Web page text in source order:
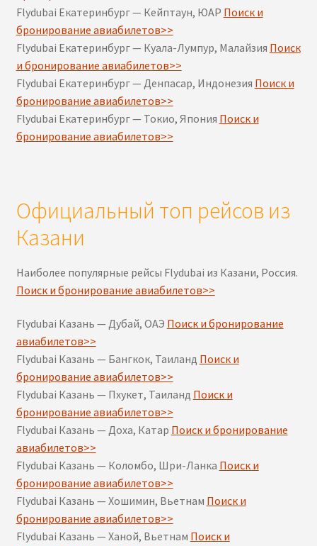
Flydubai Екатеринбург — Кейптаун, ЮАР Поиск и
бронирование авиабилетов>>
Flydubai Екатеринбург — Куала-Лумпур, Малайзия Поиск
и бронирование авиабилетов>>
Flydubai Екатеринбург — Денпасар, Индонезия Поиск и
бронирование авиабилетов>>
Flydubai Екатеринбург — Токио, Япония Поиск и
бронирование авиабилетов>>
Официальный топ рейсов из
Казани
Наиболее популярные рейсы Flydubai из Казани, Россия.
Поиск и бронирование авиабилетов>>
Flydubai Казань — Дубай, ОАЭ Поиск и бронирование
авиабилетов>>
Flydubai Казань — Бангкок, Таиланд Поиск и
бронирование авиабилетов>>
Flydubai Казань — Пхукет, Таиланд Поиск и
бронирование авиабилетов>>
Flydubai Казань — Доха, Катар Поиск и бронирование
авиабилетов>>
Flydubai Казань — Коломбо, Шри-Ланка Поиск и
бронирование авиабилетов>>
Flydubai Казань — Хошимин, Вьетнам Поиск и
бронирование авиабилетов>>
Flydubai Казань — Ханой, Вьетнам Поиск и